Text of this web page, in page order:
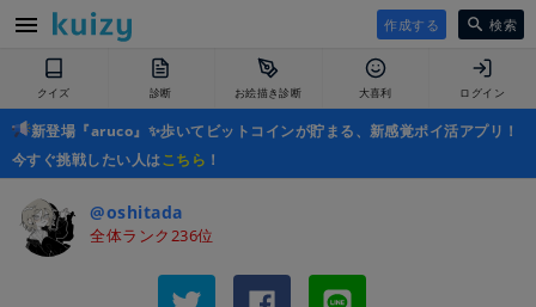
作成する 検索
クイズ 診断 お絵描き診断 大喜利 ログイン
新登場『aruco』✨歩いてビットコインが貯まる、新感覚ポイ活アプリ！
今すぐ挑戦したい人はこちら ！
@oshitada_
全体ランク236位